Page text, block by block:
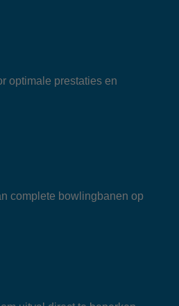
optimale prestaties en
complete bowlingbanen op